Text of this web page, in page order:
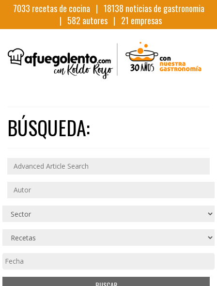
7033 recetas de cocina | 18138 noticias de gastronomia
| 582 autores | 21 empresas
BÚSQUEDA: